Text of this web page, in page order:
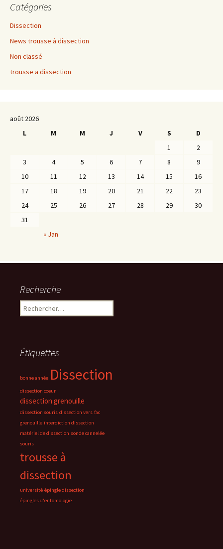
Catégories
Dissection
News trousse à dissection
Non classé
trousse a dissection
août 2026
L
M M J V S
D
1
2
3
4 5 6 7 8
9
10
11 12 13 14 15
16
17
18 19 20 21 22
23
24
25 26 27 28 29
30
31
« Jan
Recherche
Rechercher :
Étiquettes
bonne année Dissection
dissection coeur
dissection grenouille
dissection souris dissection vers fac
grenouille interdiction dissection
matériel de dissection sonde cannelée
souris
trousse à
dissection
université épingle dissection
épingles d'entomologie